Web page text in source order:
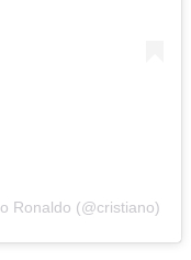
Ronaldo (@cristiano)